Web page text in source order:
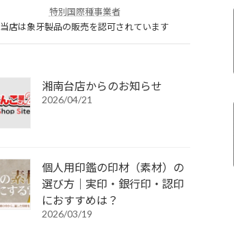
特別国際種事業者
当店は象牙製品の販売を認可されています
湘南台店からのお知らせ
2026/04/21
個人用印鑑の印材（素材）の
選び方｜実印・銀行印・認印
におすすめは？
2026/03/19